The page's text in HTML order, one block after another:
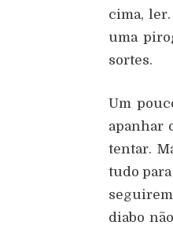
cima,
uma
sortes.
Um
apanhar
tentar.
tudo
diabo